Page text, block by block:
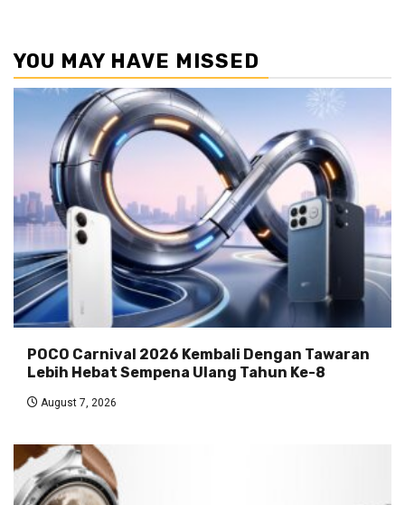
YOU MAY HAVE MISSED
POCO Carnival 2026 Kembali Dengan Tawaran
Lebih Hebat Sempena Ulang Tahun Ke-8
August 7, 2026